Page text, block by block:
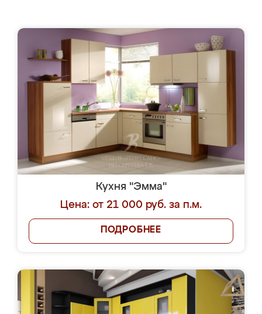
Кухня "Эмма"
Цена: от 21 000 руб. за п.м.
ПОДРОБНЕЕ